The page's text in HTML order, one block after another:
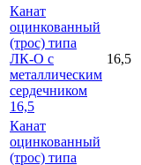
Канат
оцинкованный
(трос) типа
ЛК-О с
металлическим
сердечником
16,5
16,5
Канат
оцинкованный
(трос) типа